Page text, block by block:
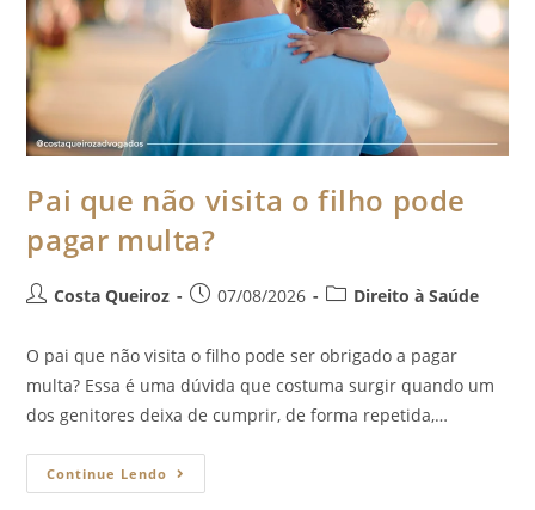
Pai que não visita o filho pode
pagar multa?
Costa Queiroz 07/08/2026 Direito à Saúde
O pai que não visita o filho pode ser obrigado a pagar
multa? Essa é uma dúvida que costuma surgir quando um
dos genitores deixa de cumprir, de forma repetida,…
Continue Lendo